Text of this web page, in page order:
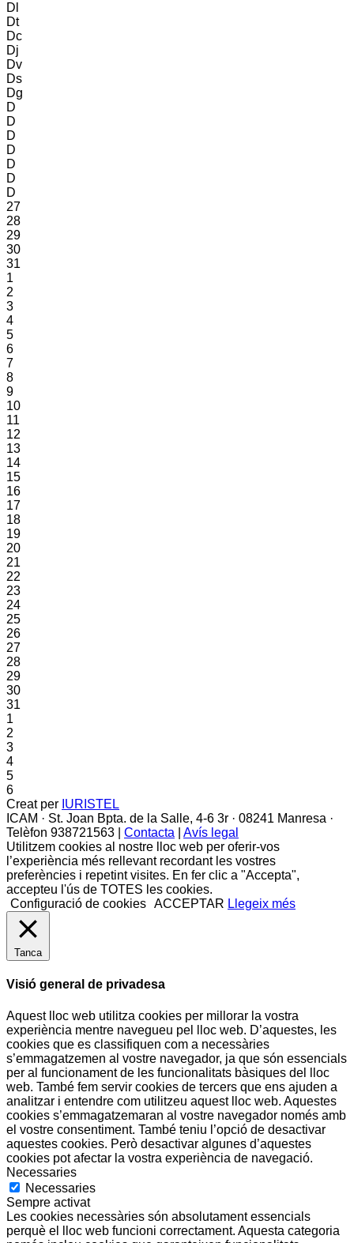
Dl
Dt
Dc
Dj
Dv
Ds
Dg
D
D
D
D
D
D
D
27
28
29
30
31
1
2
3
4
5
6
7
8
9
10
11
12
13
14
15
16
17
18
19
20
21
22
23
24
25
26
27
28
29
30
31
1
2
3
4
5
6
Creat per IURISTEL
ICAM · St. Joan Bpta. de la Salle, 4-6 3r · 08241 Manresa ·
Telèfon 938721563 | Contacta
Avís legal
Utilitzem cookies al nostre lloc web per oferir-vos
l’experiència més rellevant recordant les vostres
preferències i repetint visites. En fer clic a "Accepta",
accepteu l'ús de TOTES les cookies.
Configuració de cookies ACCEPTAR Llegeix més
Tanca
Visió general de privadesa
Aquest lloc web utilitza cookies per millorar la vostra
experiència mentre navegueu pel lloc web. D’aquestes, les
cookies que es classifiquen com a necessàries
s’emmagatzemen al vostre navegador, ja que són essencials
per al funcionament de les funcionalitats bàsiques del lloc
web. També fem servir cookies de tercers que ens ajuden a
analitzar i entendre com utilitzeu aquest lloc web. Aquestes
cookies s’emmagatzemaran al vostre navegador només amb
el vostre consentiment. També teniu l’opció de desactivar
aquestes cookies. Però desactivar algunes d’aquestes
cookies pot afectar la vostra experiència de navegació.
Necessaries
Necessaries
Sempre activat
Les cookies necessàries són absolutament essencials
perquè el lloc web funcioni correctament. Aquesta categoria